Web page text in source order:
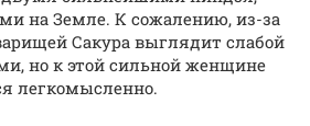
на Земле. К сожалению, из-за
Сакура выглядит слабой
но к этой сильной женщине
легкомысленно.